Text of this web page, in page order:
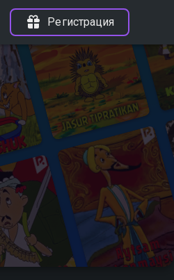
Регистрация